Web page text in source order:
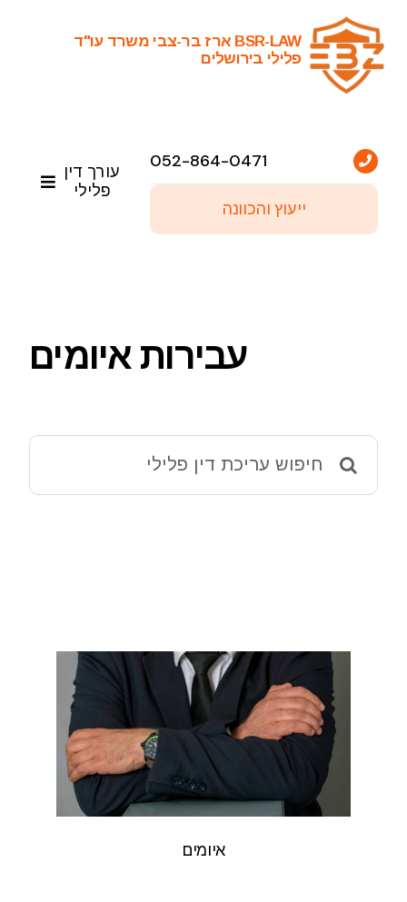
content
BSR-LAW ארז בר-צבי משרד עו"ד
פלילי בירושלים
עורך דין
פלילי
פסקי דין נבחרים
052-864-0471
ייעוץ והכוונה
עבירות איומים
for:
איומים